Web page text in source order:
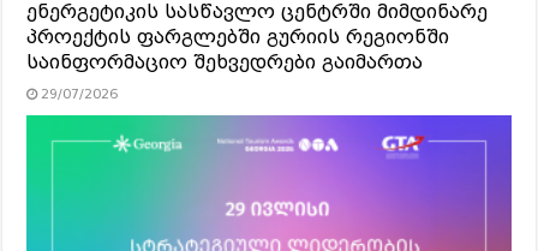
ენერგეტიკის სასწავლო ცენტრში მიმდინარე
პროექტის ფარგლებში გურიის რეგიონში
საინფორმაციო შეხვედრები გაიმართა
29/07/2026